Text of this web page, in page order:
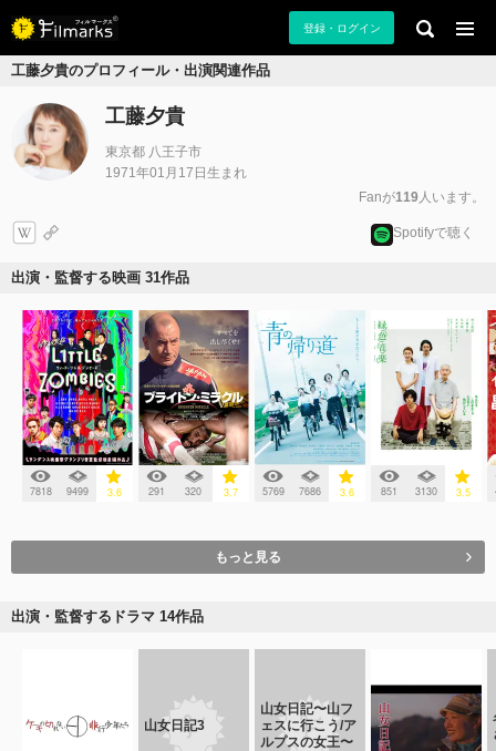
登録・ログイン
工藤夕貴のプロフィール・出演関連作品
工藤夕貴
東京都 八王子市
1971年01月17日生まれ
Fanが119人います。
Spotifyで聴く
出演・監督する映画 31作品
7818 9499 3.6 291 320 3.7 5769 7686 3.6 851 3130 3.5
もっと見る
出演・監督するドラマ 14作品
山女日記3
山女日記〜山フ
ェスに行こう/ア
ルプスの女王〜